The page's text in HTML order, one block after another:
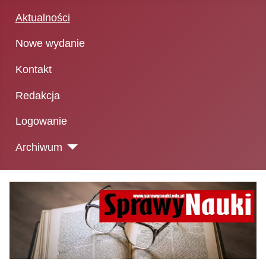
Aktualności
Nowe wydanie
Kontakt
Redakcja
Logowanie
Archiwum